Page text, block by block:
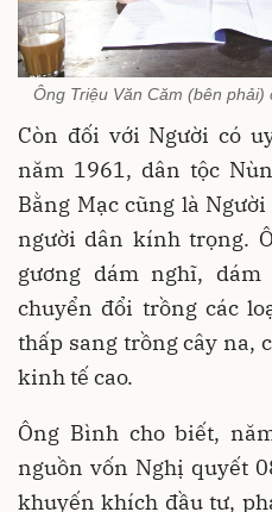
Ông Triệu Văn Căm (bên
Còn đối với Người có
năm 1961, dân tộc
Bằng Mạc cũng là
người dân kính trọng.
gương dám nghĩ,
chuyển đổi trồng các
thấp sang trồng cây na,
kinh tế cao.
Ông Bình cho biết,
nguồn vốn Nghị quyết
khuyến khích đầu tư,